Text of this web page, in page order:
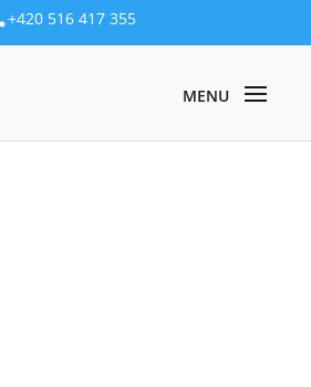
+420 516 417 355
MĚŘICÍ HROTY A KROKOSVORKY/